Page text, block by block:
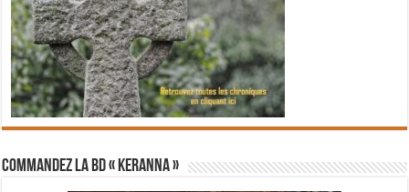
Commandez la BD « Keranna »